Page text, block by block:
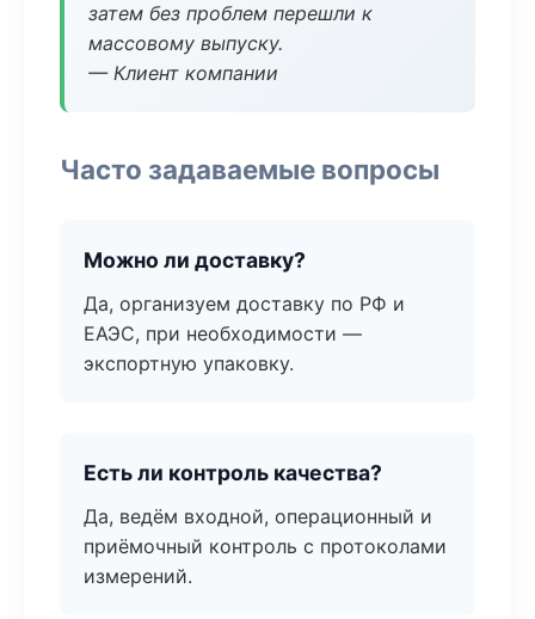
затем без проблем перешли к
массовому выпуску.
— Клиент компании
Часто задаваемые вопросы
Можно ли доставку?
Да, организуем доставку по РФ и
ЕАЭС, при необходимости —
экспортную упаковку.
Есть ли контроль качества?
Да, ведём входной, операционный и
приёмочный контроль с протоколами
измерений.